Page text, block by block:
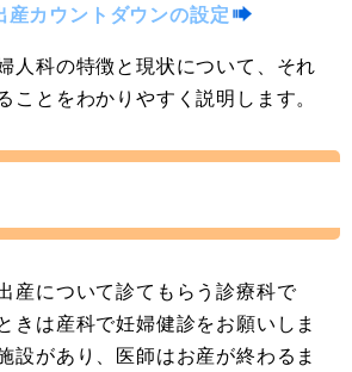
産カウントダウンの設定
人科の特徴と現状について、それ
ことをわかりやすく説明します。
産について診てもらう診療科で
きは産科で妊婦健診をお願いしま
設があり、医師はお産が終わるま